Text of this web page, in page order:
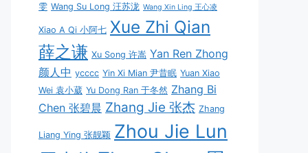
雯 Wang Su Long 汪苏泷 Wang Xin Ling 王心凌
Xiao A Qi 小阿七 Xue Zhi Qian
薛之谦 Xu Song 许嵩 Yan Ren Zhong
颜人中 ycccc Yin Xi Mian 尹昔眠 Yuan Xiao
Wei 袁小葳 Yu Dong Ran 于冬然 Zhang Bi
Chen 张碧晨 Zhang Jie 张杰 Zhang
Liang Ying 张靓颖 Zhou Jie Lun